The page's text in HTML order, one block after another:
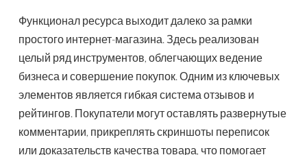
Функционал ресурса выходит далеко за рамки
простого интернет-магазина. Здесь реализован
целый ряд инструментов, облегчающих ведение
бизнеса и совершение покупок. Одним из ключевых
элементов является гибкая система отзывов и
рейтингов. Покупатели могут оставлять развернутые
комментарии, прикреплять скриншоты переписок
или доказательств качества товара, что помогает